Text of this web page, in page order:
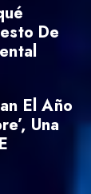
De
El Año
Una